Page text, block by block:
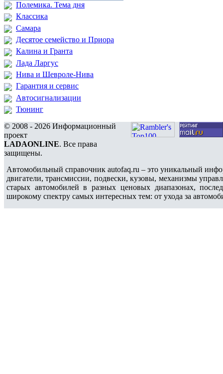
Полемика. Тема дня
Классика
Самара
Десятое семейство и Приора
Калина и Гранта
Лада Ларгус
Нива и Шевроле-Нива
Гарантия и сервис
Автосигнализации
Тюнинг
© 2008 - 2026 Информационный
проект
LADAONLINE. Все права
защищены.
Автомобильный справочник autofaq.ru – это уникальный
двигатели, трансмиссии, подвески, кузовы, механизмы
старых автомобилей в разных ценовых диапазонах,
широкому спектру самых интересных тем: от ухода за